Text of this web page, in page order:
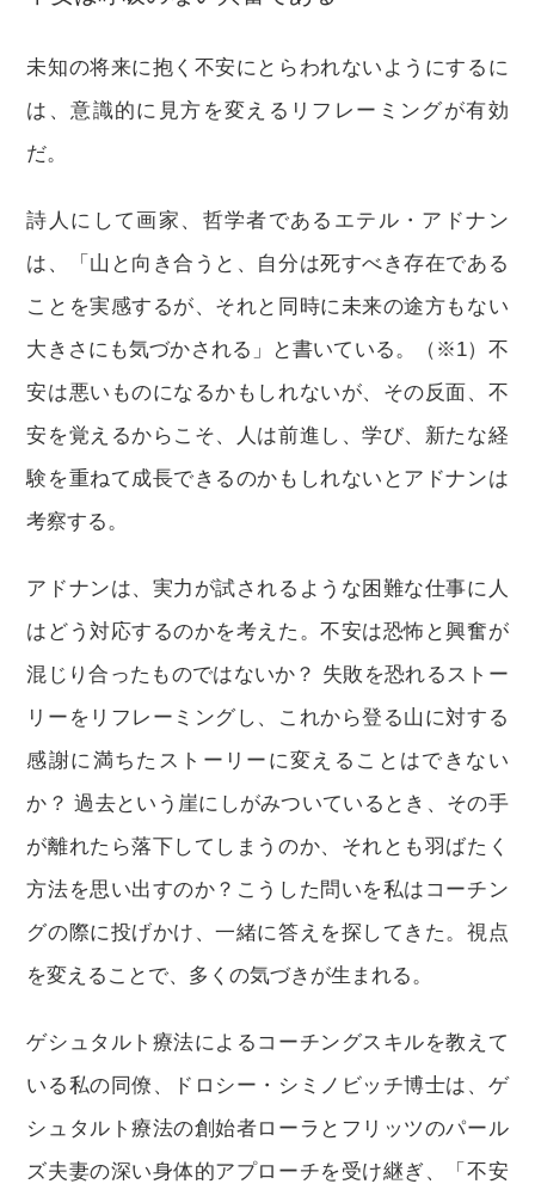
未知の将来に抱く不安にとらわれないようにするに
は、意識的に見方を変えるリフレーミングが有効
だ。
詩人にして画家、哲学者であるエテル・アドナン
は、「山と向き合うと、自分は死すべき存在である
ことを実感するが、それと同時に未来の途方もない
大きさにも気づかされる」と書いている。（※1）不
安は悪いものになるかもしれないが、その反面、不
安を覚えるからこそ、人は前進し、学び、新たな経
験を重ねて成長できるのかもしれないとアドナンは
考察する。
アドナンは、実力が試されるような困難な仕事に人
はどう対応するのかを考えた。不安は恐怖と興奮が
混じり合ったものではないか？ 失敗を恐れるストー
リーをリフレーミングし、これから登る山に対する
感謝に満ちたストーリーに変えることはできない
か？ 過去という崖にしがみついているとき、その手
が離れたら落下してしまうのか、それとも羽ばたく
方法を思い出すのか？こうした問いを私はコーチン
グの際に投げかけ、一緒に答えを探してきた。視点
を変えることで、多くの気づきが生まれる。
ゲシュタルト療法によるコーチングスキルを教えて
いる私の同僚、ドロシー・シミノビッチ博士は、ゲ
シュタルト療法の創始者ローラとフリッツのパール
ズ夫妻の深い身体的アプローチを受け継ぎ、「不安